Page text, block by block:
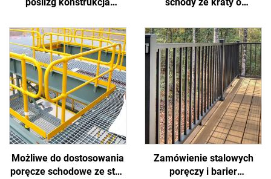
stalowej kraty
zaprojektowana specjalnie
do ekstremalnych
warunków panujących na
platformach wiertniczych i
portach offshore
przeciwpoślizgowych i
łatwej instalacji,
odpowiednie do
zastosowań komunalnych,
budowlanych, w parkach
oraz na wiaduktach
Możliwe do dostosowania
poręcze schodowe ze stali
Zamówienie stalowych
poręczy i barier